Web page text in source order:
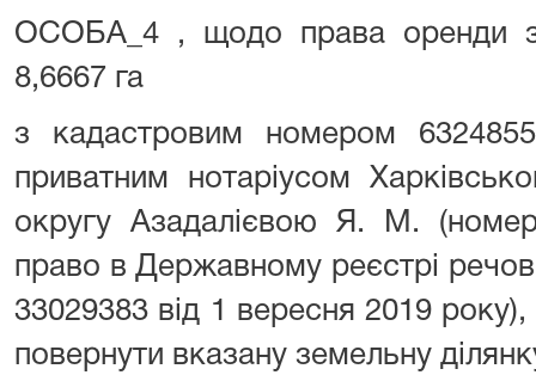
ОСОБА_4 , щодо права оренди
8,6667 га
з кадастровим номером
приватним нотаріусом
округу Азадалієвою Я. М.
право в Державному реєстрі
33029383 від 1 вересня 2019 року),
повернути вказану земельну